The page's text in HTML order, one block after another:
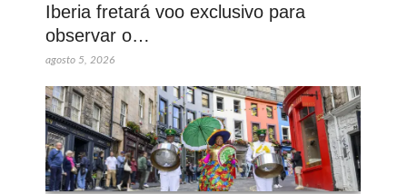
Iberia fretará voo exclusivo para
observar o…
agosto 5, 2026